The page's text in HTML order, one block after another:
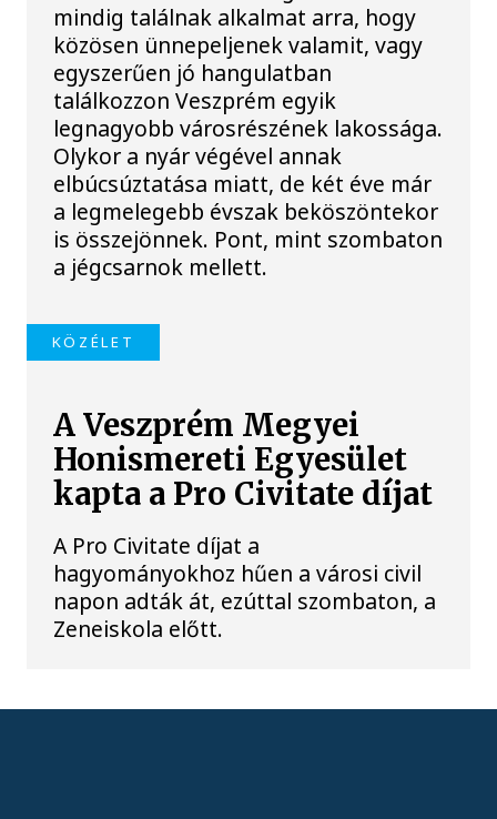
mindig találnak alkalmat arra, hogy
közösen ünnepeljenek valamit, vagy
egyszerűen jó hangulatban
találkozzon Veszprém egyik
legnagyobb városrészének lakossága.
Olykor a nyár végével annak
elbúcsúztatása miatt, de két éve már
a legmelegebb évszak beköszöntekor
is összejönnek. Pont, mint szombaton
a jégcsarnok mellett.
KÖZÉLET
A Veszprém Megyei
Honismereti Egyesület
kapta a Pro Civitate díjat
A Pro Civitate díjat a
hagyományokhoz hűen a városi civil
napon adták át, ezúttal szombaton, a
Zeneiskola előtt.